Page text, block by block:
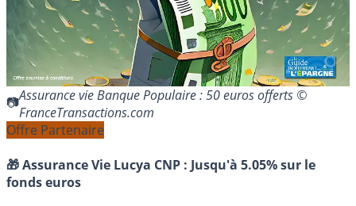
Assurance vie Banque Populaire : 50 euros offerts ©
FranceTransactions.com
Offre Partenaire
🎁 Assurance Vie Lucya CNP : Jusqu'à 5.05% sur le
fonds euros